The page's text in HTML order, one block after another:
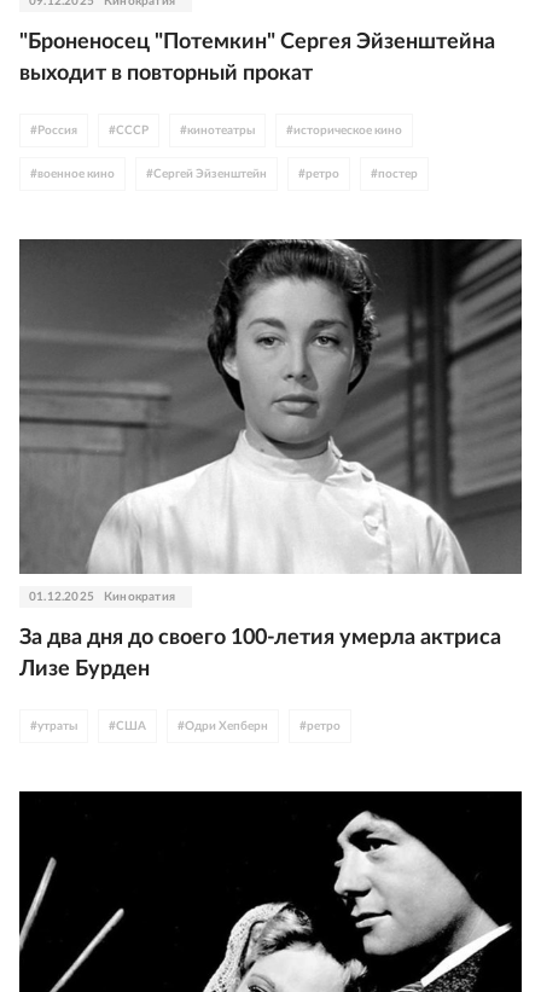
"Броненосец "Потемкин" Сергея Эйзенштейна
выходит в повторный прокат
# Россия #СССР #кинотеатры #историческое кино
#военное кино #Сергей Эйзенштейн #ретро #постер
01.12.2025 Кинократия
За два дня до своего 100-летия умерла актриса
Лизе Бурден
#утраты #США #Одри Хепберн #ретро